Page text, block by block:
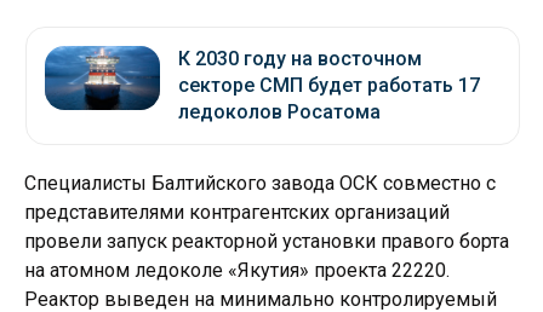
К 2030 году на восточном
секторе СМП будет работать 17
ледоколов Росатома
Специалисты Балтийского завода ОСК совместно с
представителями контрагентских организаций
провели запуск реакторной установки правого борта
на атомном ледоколе «Якутия» проекта 22220.
Реактор выведен на минимально контролируемый